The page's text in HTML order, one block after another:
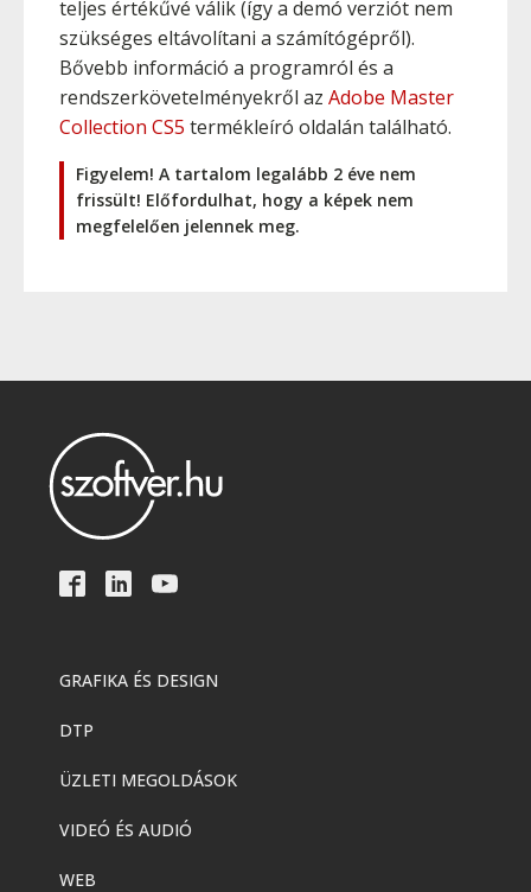
teljes értékűvé válik (így a demó verziót nem
szükséges eltávolítani a számítógépről).
Bővebb információ a programról és a
rendszerkövetelményekről az Adobe Master
Collection CS5 termékleíró oldalán található.
Figyelem! A tartalom legalább 2 éve nem
frissült! Előfordulhat, hogy a képek nem
megfelelően jelennek meg.
GRAFIKA ÉS DESIGN
DTP
ÜZLETI MEGOLDÁSOK
VIDEÓ ÉS AUDIÓ
WEB